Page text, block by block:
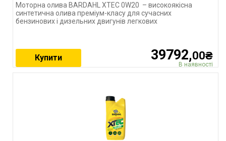
Моторна олива BARDAHL XTEC 0W20 – високоякісна
синтетична олива преміум-класу для сучасних
бензинових і дизельних двигунів легкових
39792,00₴
В наявності
Купити